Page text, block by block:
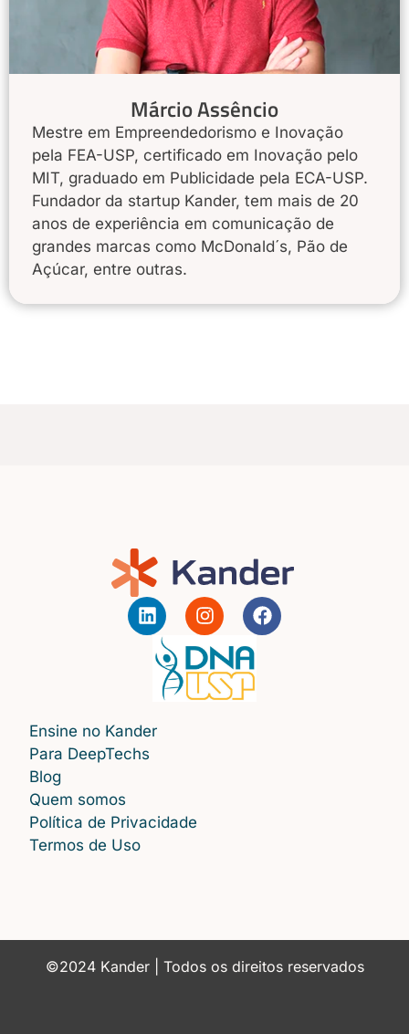
Márcio Assêncio
Mestre em Empreendedorismo e Inovação
pela FEA-USP, certificado em Inovação pelo
MIT, graduado em Publicidade pela ECA-USP.
Fundador da startup Kander, tem mais de 20
anos de experiência em comunicação de
grandes marcas como McDonald´s, Pão de
Açúcar, entre outras.
Ensine no Kander
Para DeepTechs
Blog
Quem somos
Política de Privacidade
Termos de Uso
©2024 Kander | Todos os direitos reservados